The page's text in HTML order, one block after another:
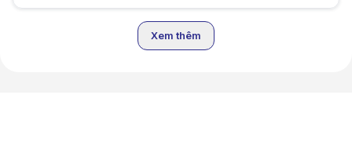
Xem thêm